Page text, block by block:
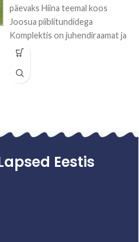
päevaks Hiina teemal koos
Joosua piiblitundidega
Komplektis on juhendiraamat ja
tekstiraamat piiblilugudele
Aylwardist
Eestis